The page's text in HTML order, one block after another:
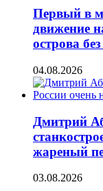
Первый в
движение
острова
04.08.2026
Дмитрий
жареный
03.08.2026